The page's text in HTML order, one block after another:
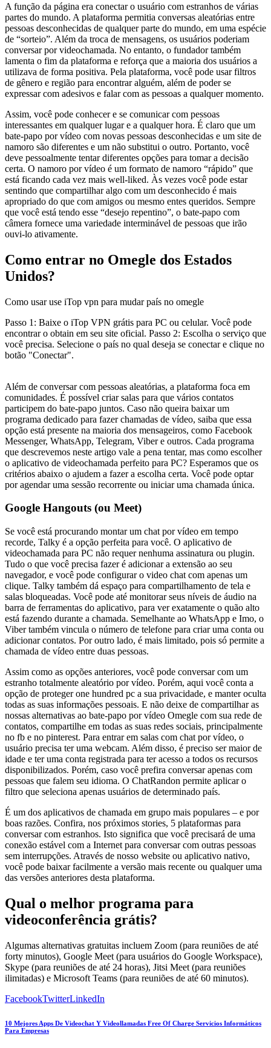
A função da página era conectar o usuário com estranhos de várias
partes do mundo. A plataforma permitia conversas aleatórias entre
pessoas desconhecidas de qualquer parte do mundo, em uma espécie
de “sorteio”. Além da troca de mensagens, os usuários poderiam
conversar por videochamada. No entanto, o fundador também
lamenta o fim da plataforma e reforça que a maioria dos usuários a
utilizava de forma positiva. Pela plataforma, você pode usar filtros
de gênero e região para encontrar alguém, além de poder se
expressar com adesivos e falar com as pessoas a qualquer momento.
Assim, você pode conhecer e se comunicar com pessoas
interessantes em qualquer lugar e a qualquer hora. É claro que um
bate-papo por vídeo com novas pessoas desconhecidas e um site de
namoro são diferentes e um não substitui o outro. Portanto, você
deve pessoalmente tentar diferentes opções para tomar a decisão
certa. O namoro por vídeo é um formato de namoro “rápido” que
está ficando cada vez mais well-liked. Às vezes você pode estar
sentindo que compartilhar algo com um desconhecido é mais
apropriado do que com amigos ou mesmo entes queridos. Sempre
que você está tendo esse “desejo repentino”, o bate-papo com
câmera fornece uma variedade interminável de pessoas que irão
ouvi-lo ativamente.
Como entrar no Omegle dos Estados
Unidos?
Como usar use iTop vpn para mudar país no omegle
Passo 1: Baixe o iTop VPN grátis para PC ou celular. Você pode
encontrar o obtain em seu site oficial. Passo 2: Escolha o serviço que
você precisa. Selecione o país no qual deseja se conectar e clique no
botão "Conectar".
Além de conversar com pessoas aleatórias, a plataforma foca em
comunidades. É possível criar salas para que vários contatos
participem do bate-papo juntos. Caso não queira baixar um
programa dedicado para fazer chamadas de vídeo, saiba que essa
opção está presente na maioria dos mensageiros, como Facebook
Messenger, WhatsApp, Telegram, Viber e outros. Cada programa
que descrevemos neste artigo vale a pena tentar, mas como escolher
o aplicativo de videochamada perfeito para PC? Esperamos que os
critérios abaixo o ajudem a fazer a escolha certa. Você pode optar
por agendar uma sessão recorrente ou iniciar uma chamada única.
Google Hangouts (ou Meet)
Se você está procurando montar um chat por vídeo em tempo
recorde, Talky é a opção perfeita para você. O aplicativo de
videochamada para PC não requer nenhuma assinatura ou plugin.
Tudo o que você precisa fazer é adicionar a extensão ao seu
navegador, e você pode configurar o video chat com apenas um
clique. Talky também dá espaço para compartilhamento de tela e
salas bloqueadas. Você pode até monitorar seus níveis de áudio na
barra de ferramentas do aplicativo, para ver exatamente o quão alto
está fazendo durante a chamada. Semelhante ao WhatsApp e Imo, o
Viber também vincula o número de telefone para criar uma conta ou
adicionar contatos. Por outro lado, é mais limitado, pois só permite a
chamada de vídeo entre duas pessoas.
Assim como as opções anteriores, você pode conversar com um
estranho totalmente aleatório por vídeo. Porém, aqui você conta a
opção de proteger one hundred pc a sua privacidade, e manter oculta
todas as suas informações pessoais. E não deixe de compartilhar as
nossas alternativas ao bate-papo por vídeo Omegle com sua rede de
contatos, compartilhe em todas as suas redes sociais, principalmente
no fb e no pinterest. Para entrar em salas com chat por vídeo, o
usuário precisa ter uma webcam. Além disso, é preciso ser maior de
idade e ter uma conta registrada para ter acesso a todos os recursos
disponibilizados. Porém, caso você prefira conversar apenas com
pessoas que falem seu idioma. O ChatRandon permite aplicar o
filtro que seleciona apenas usuários de determinado país.
É um dos aplicativos de chamada em grupo mais populares – e por
boas razões. Confira, nos próximos stories, 5 plataformas para
conversar com estranhos. Isto significa que você precisará de uma
conexão estável com a Internet para conversar com outras pessoas
sem interrupções. Através de nosso website ou aplicativo nativo,
você pode baixar facilmente a versão mais recente ou qualquer uma
das versões anteriores desta plataforma.
Qual o melhor programa para
videoconferência grátis?
Algumas alternativas gratuitas incluem Zoom (para reuniões de até
forty minutos), Google Meet (para usuários do Google Workspace),
Skype (para reuniões de até 24 horas), Jitsi Meet (para reuniões
ilimitadas) e Microsoft Teams (para reuniões de até 60 minutos).
FacebookTwitterLinkedIn
10 Mejores Apps De Videochat Y Videollamadas Free Of Charge Servicios Informáticos
Para Empresas